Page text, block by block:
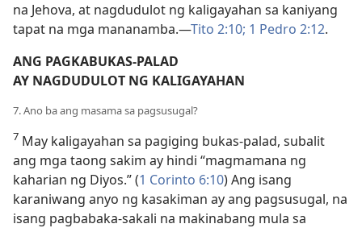
na Jehova, at nagdudulot ng kaligayahan sa kaniyang
tapat na mga mananamba.​—Tito 2:10; 1 Pedro 2:12.
ANG PAGKABUKAS-PALAD
AY NAGDUDULOT NG KALIGAYAHAN
7. Ano ba ang masama sa pagsusugal?
7 May kaligayahan sa pagiging bukas-palad, subalit
ang mga taong sakim ay hindi “magmamana ng
kaharian ng Diyos.” (1 Corinto 6:10) Ang isang
karaniwang anyo ng kasakiman ay ang pagsusugal, na
isang pagbabaka-sakali na makinabang mula sa